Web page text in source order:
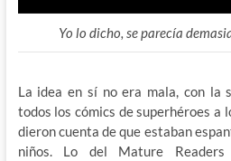
Yo lo dicho, se parecía
La idea en sí no era mala, con la
todos los cómics de superhéroes a
dieron cuenta de que estaban
niños. Lo del Mature